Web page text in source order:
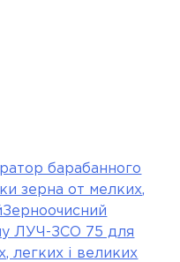
барабанного
зерна от мелких,
ЛУЧ-ЗСО 75 для
легких і великих